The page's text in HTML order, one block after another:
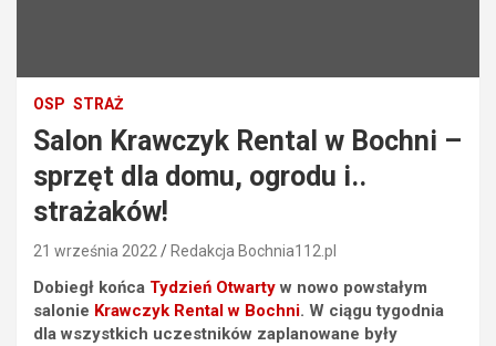
OSP STRAŻ
Salon Krawczyk Rental w Bochni –
sprzęt dla domu, ogrodu i..
strażaków!
21 września 2022 Redakcja Bochnia112.pl
Dobiegł końca Tydzień Otwartyw nowo powstałym
salonie Krawczyk Rental w Bochni. W ciągu tygodnia
dla wszystkich uczestników zaplanowane były